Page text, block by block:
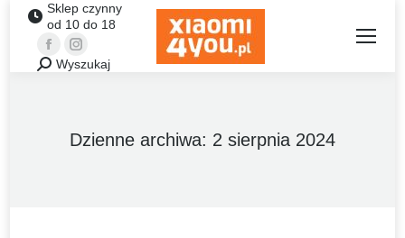
Sklep czynny
od 10 do 18
FacebookInstagram
Szukaj:Wyszukaj
Dzienne archiwa: 2 sierpnia 2024